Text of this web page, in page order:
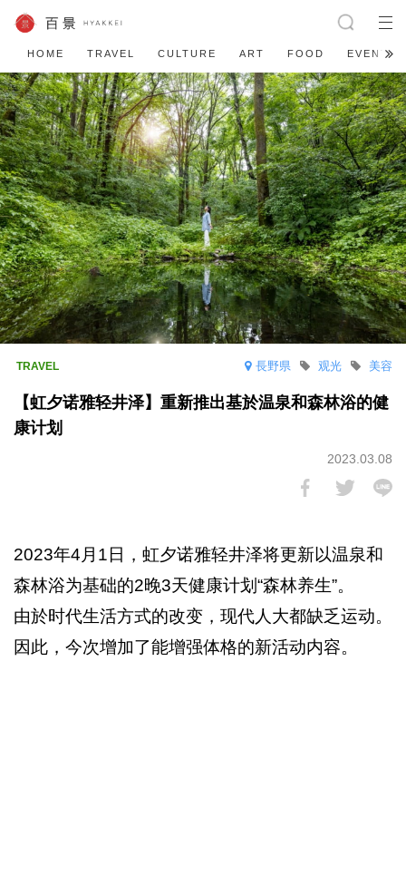
HOME TRAVEL CULTURE ART FOOD EVENT
長野県 美容
观光
【虹夕诺雅轻井泽】重新推出基於温泉和森林浴的健
康计划
2023.03.08
2023年4月1日，虹夕诺雅轻井泽将更新以温泉和
森林浴为基础的2晚3天健康计划“森林养生”。
由於时代生活方式的改变，现代人大都缺乏运动。
因此，今次增加了能增强体格的新活动内容。